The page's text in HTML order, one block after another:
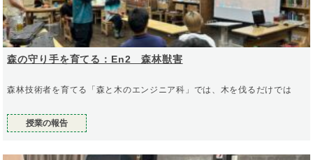
森の守り手を育てる：En2 森林獣害
森林技術者を育てる「森と木のエンジニア科」では、木を伐るだけでは
授業の報告